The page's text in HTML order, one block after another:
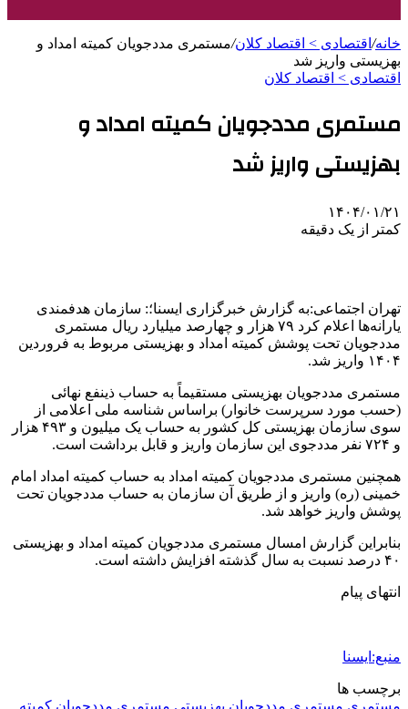
خانه/ اقتصادی > اقتصاد کلان/مستمری مددجویان کمیته امداد و
بهزیستی واریز شد
اقتصادی > اقتصاد کلان
مستمری مددجویان کمیته امداد و
بهزیستی واریز شد
۱۴۰۴/۰۱/۲۱
کمتر از یک دقیقه
تهران اجتماعی:به گزارش خبرگزاری ایسنا؛: سازمان هدفمندی
یارانه‌ها اعلام کرد ٧٩ هزار و چهارصد میلیارد ریال مستمری
مددجویان تحت پوشش کمیته امداد و بهزیستی مربوط به فروردین
۱۴۰۴ واریز شد.‎
مستمری مددجویان بهزیستی مستقیماً به حساب ذینفع نهائی
(حسب مورد سرپرست خانوار) براساس شناسه ملی اعلامی از
سوی سازمان بهزیستی کل کشور به حساب یک میلیون و ۴۹۳ هزار
و ۷۲۴ نفر مددجوی این سازمان واریز و قابل برداشت است.‎
همچنین مستمری مددجویان کمیته امداد به حساب کمیته امداد امام
خمینی (ره) واریز و از طریق آن سازمان به حساب مددجویان تحت
پوشش واریز خواهد شد.
بنابراین گزارش امسال مستمری مددجویان کمیته امداد و بهزیستی
۴۰ درصد نسبت به سال گذشته افزایش داشته است.
انتهای پیام
منبع:ایسنا
برچسب ها
مستمری مستمری مددجویان بهزیستی مستمری مددجویان کمیته